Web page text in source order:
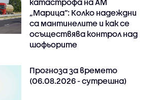
катастрофа на АМ
„Марица”: Колко надеждни
са мантинелите и как се
осъществява контрол над
шофьорите
Прогноза за времето
(06.08.2026 - сутрешна)